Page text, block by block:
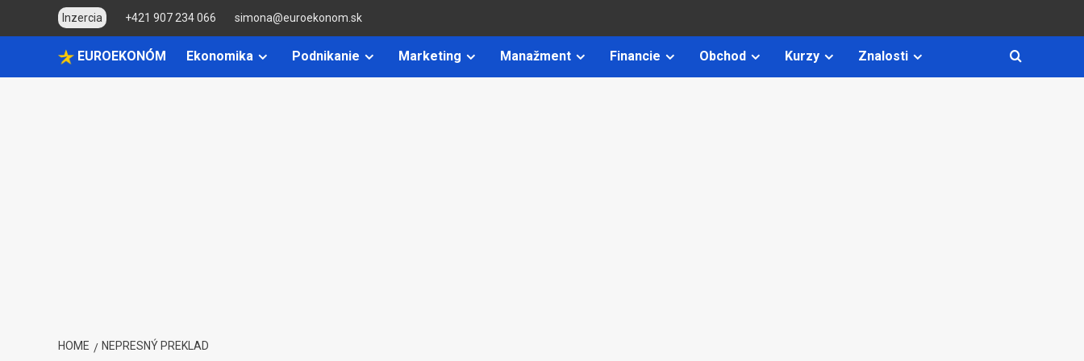
Inzercia +421 907 234 066 simona@euroekonom.sk
EUROEKONÓM Ekonomika Podnikanie Marketing Manažment Financie Obchod Kurzy Znalosti
HOME NEPRESNÝ PREKLAD